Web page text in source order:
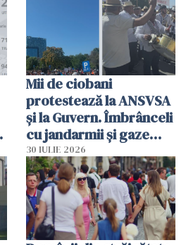
Mii de ciobani
protestează la ANSVSA
și la Guvern. Îmbrânceli
cu jandarmii și gaze
lacrimogene
30 IULIE 2026